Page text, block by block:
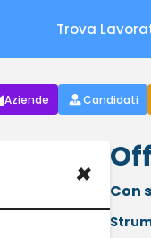
Trova
Aziende Candidati
× Con